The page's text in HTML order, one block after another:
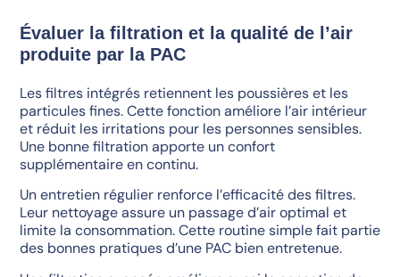
Évaluer la filtration et la qualité de l’air
produite par la PAC
Les filtres intégrés retiennent les poussières et les
particules fines. Cette fonction améliore l’air intérieur
et réduit les irritations pour les personnes sensibles.
Une bonne filtration apporte un confort
supplémentaire en continu.
Un entretien régulier renforce l’efficacité des filtres.
Leur nettoyage assure un passage d’air optimal et
limite la consommation. Cette routine simple fait partie
des bonnes pratiques d’une PAC bien entretenue.